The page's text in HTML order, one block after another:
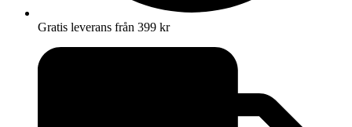
Gratis leverans från 399 kr